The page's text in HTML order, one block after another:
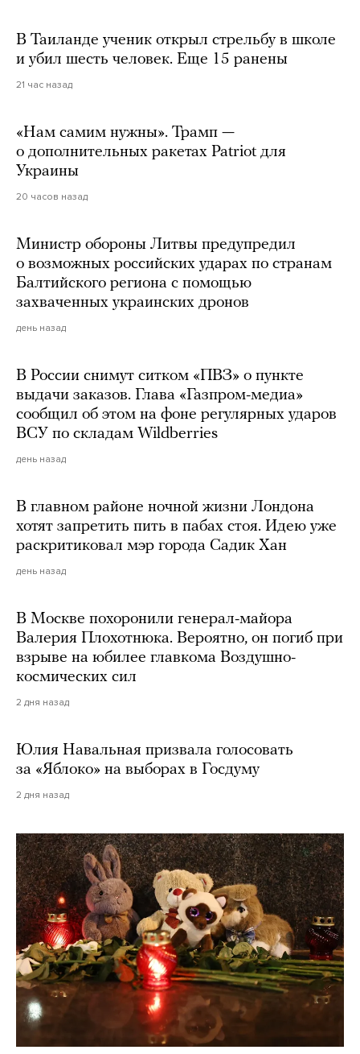
В Таиланде ученик открыл стрельбу в школе
и убил шесть человек. Еще 15 ранены
21 час назад
«Нам самим нужны». Трамп —
о дополнительных ракетах Patriot для
Украины
20 часов назад
Министр обороны Литвы предупредил
о возможных российских ударах по странам
Балтийского региона с помощью
захваченных украинских дронов
день назад
В России снимут ситком «ПВЗ» о пункте
выдачи заказов. Глава «Газпром-медиа»
сообщил об этом на фоне регулярных ударов
ВСУ по складам Wildberries
день назад
В главном районе ночной жизни Лондона
хотят запретить пить в пабах стоя. Идею уже
раскритиковал мэр города Садик Хан
день назад
В Москве похоронили генерал-майора
Валерия Плохотнюка. Вероятно, он погиб при
взрыве на юбилее главкома Воздушно-
космических сил
2 дня назад
Юлия Навальная призвала голосовать
за «Яблоко» на выборах в Госдуму
2 дня назад